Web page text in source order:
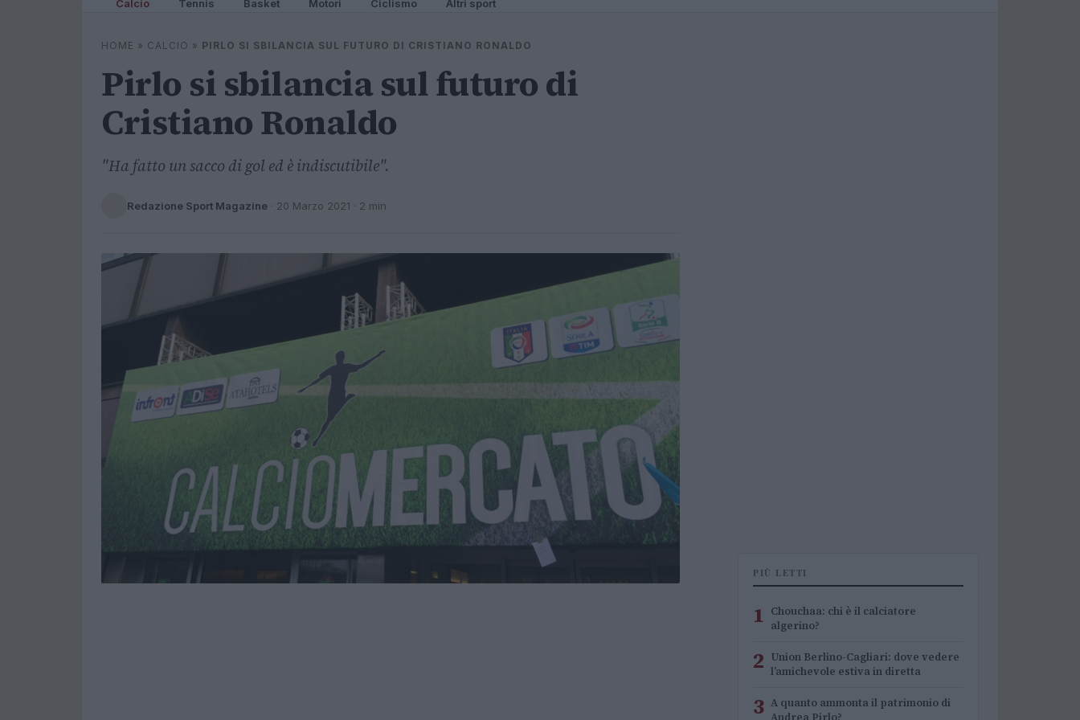
Calcio Tennis Basket Motori Ciclismo Altri sport
HOME » CALCIO » PIRLO SI SBILANCIA SUL FUTURO DI CRISTIANO RONALDO
Pirlo si sbilancia sul futuro di
Cristiano Ronaldo
"Ha fatto un sacco di gol ed è indiscutibile".
Redazione Sport Magazine · 20 Marzo 2021 · 2 min
PIÙ LETTI
1 Chouchaa: chi è il calciatore
algerino?
2 Union Berlino-Cagliari: dove vedere
l’amichevole estiva in diretta
3 A quanto ammonta il patrimonio di
Andrea Pirlo?